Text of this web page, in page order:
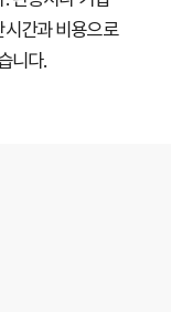
간과 비용으로
니다.